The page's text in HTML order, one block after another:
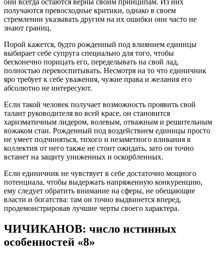
они всегда остаются верны своим принципам. Из них
получаются превосходные критики, однако в своем
стремлении указывать другим на их ошибки они часто не
знают границ.
Порой кажется, будто рожденный под влиянием единицы
выбирает себе супруга специально для того, чтобы
бесконечно порицать его, переделывать на свой лад,
полностью перевоспитывать. Несмотря на то что единичник
яро требует к себе уважения, чужие права и желания его
абсолютно не интересуют.
Если такой человек получает возможность проявить свой
талант руководителя во всей красе, он становится
харизматичным лидером, волевым, отважным и решительным
вожаком стаи. Рожденный под воздействием единицы просто
не умеет подчиняться, тихого и незаметного вливания в
коллектив от него также не стоит ожидать, зато он точно
встанет на защиту униженных и оскорбленных.
Если единичник не чувствует в себе достаточно мощного
потенциала, чтобы выдержать напряженную конкуренцию,
ему следует обратить внимание на сферы, не обещающие
власти и богатства: там он точно выдвинется вперед,
продемонстрировав лучшие черты своего характера.
ЧИЧИКАНОВ: число истинных
особенностей «8»